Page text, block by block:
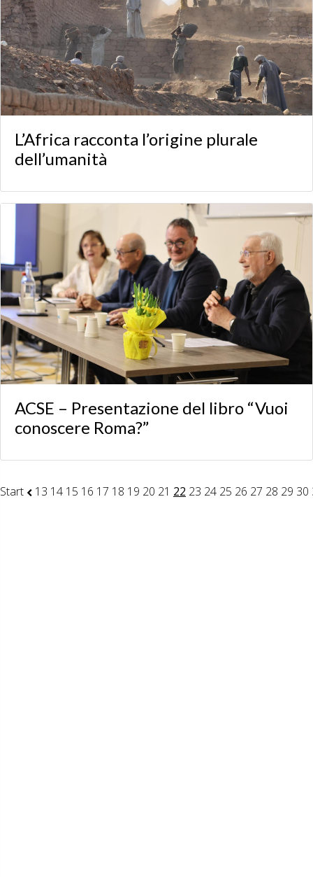
L’Africa racconta l’origine plurale
dell’umanità
ACSE – Presentazione del libro “Vuoi
conoscere Roma?”
Start 13 14 15 16 17 18 19 20 21 22 23 24 25 26 27 28 29 30